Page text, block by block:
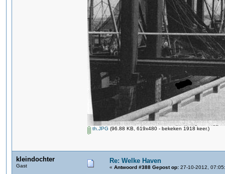
th.JPG (96.88 KB, 619x480 - bekeken 1918 keer.)
kleindochter
Gast
Re: Welke Haven
« Antwoord #388 Gepost op: 27-10-2012,